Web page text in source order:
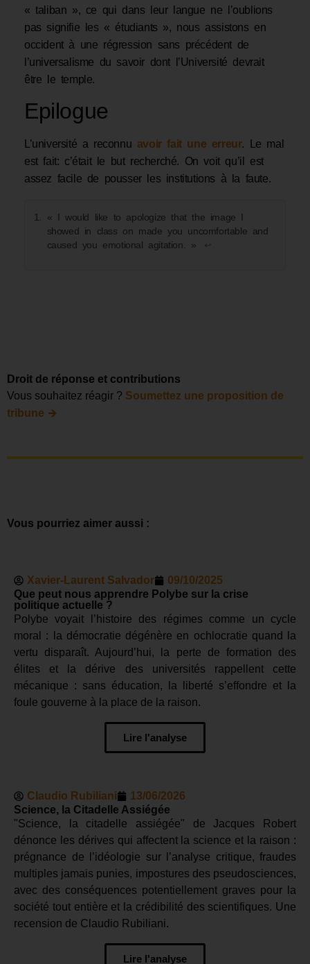
« taliban », ce qui dans leur langue ne l’oublions
pas signifie les « étudiants », nous assistons en
occident à une régression sans précédent de
l’universalisme du savoir dont l’Université devrait
être le temple.
Epilogue
L’université a reconnu avoir fait une erreur. Le mal
est fait: c’était le but recherché. On voit qu’il est
assez facile de pousser les institutions à la faute.
« I would like to apologize that the image I
showed in class on made you uncomfortable and
caused you emotional agitation. »
Droit de réponse et contributions
Vous souhaitez réagir ? Soumettez une proposition de
tribune →
Vous pourriez aimer aussi :
Xavier-Laurent Salvador
09/10/2025
Que peut nous apprendre Polybe sur la crise
politique actuelle ?
Polybe voyait l’histoire des régimes comme un cycle
moral : la démocratie dégénère en ochlocratie quand la
vertu disparaît. Aujourd’hui, la perte de formation des
élites et la dérive des universités rappellent cette
mécanique : sans éducation, la liberté s’effondre et la
foule gouverne à la place de la raison.
Lire l'analyse
Claudio Rubiliani
13/06/2026
Science, la Citadelle Assiégée
"Science, la citadelle assiégée" de Jacques Robert
dénonce les dérives qui affectent la science et la raison :
prégnance de l’idéologie sur l’analyse critique, fraudes
multiples jamais punies, impostures des pseudosciences,
avec des conséquences potentiellement graves pour la
société tout entière et la crédibilité des scientifiques. Une
recension de Claudio Rubiliani.
Lire l'analyse